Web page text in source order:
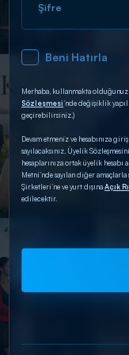
DİĞER SONUÇLAR
Şifre
Beni Hatırla
Merhaba, kullanmakta
Sözleşmesi’nde değişiklik
geçirebilirsiniz.)
Devam etmeniz ve hesabınıza
sayılacaksınız. Üyelik
hesaplarınıza ortak üyelik hesabı
Metni’nde sayılan diğer
Şirketleri’ne ve yurt dışınaAçık
edilecektir.